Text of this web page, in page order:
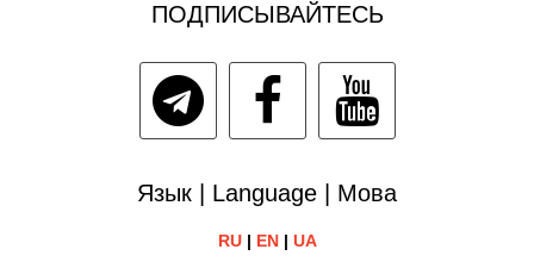
ПОДПИСЫВАЙТЕСЬ
Язык | Language | Мова
RU| EN| UA